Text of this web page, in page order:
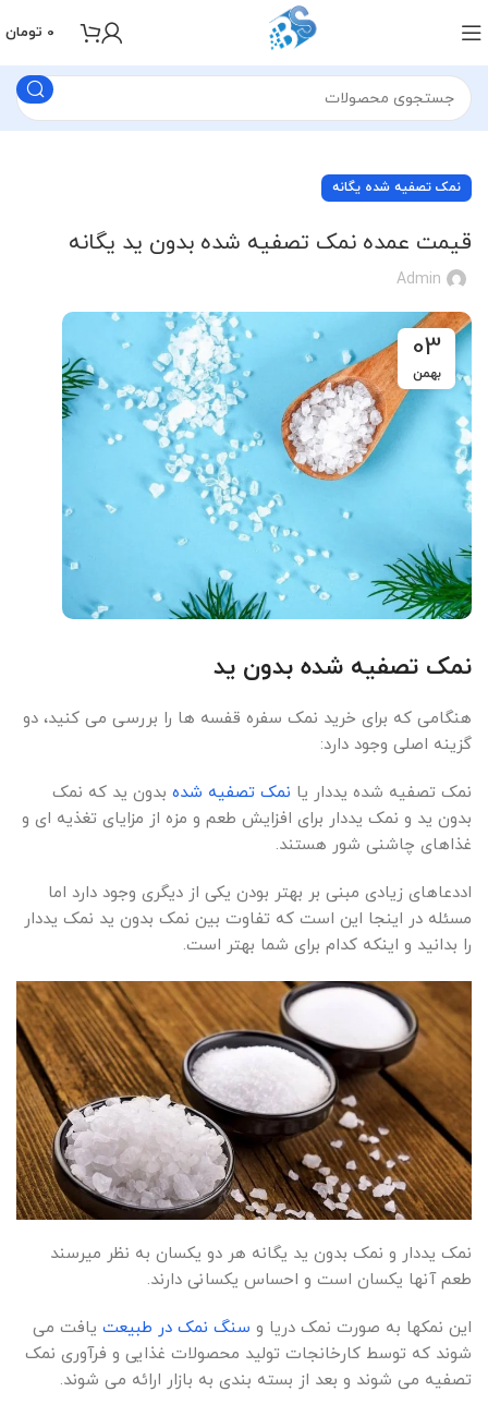
0 تومان
نمک تصفیه شده یگانه
قیمت عمده نمک تصفیه شده بدون ید یگانه
Admin
03
بهمن
نمک تصفیه شده بدون ید
هنگامی که برای خرید نمک سفره قفسه ها را بررسی می کنید، دو
گزینه اصلی وجود دارد:
نمک تصفیه شده یددار یا نمک تصفیه شده بدون ید که نمک
بدون ید و نمک یددار برای افزایش طعم و مزه از مزایای تغذیه ای و
غذاهای چاشنی شور هستند.
اددعاهای زیادی مبنی بر بهتر بودن یکی از دیگری وجود دارد اما
مسئله در اینجا این است که تفاوت بین نمک بدون ید نمک یددار
را بدانید و اینکه کدام برای شما بهتر است.
نمک یددار و نمک بدون ید یگانه هر دو یکسان به نظر میرسند
طعم آنها یکسان است و احساس یکسانی دارند.
این نمکها به صورت نمک دریا و سنگ نمک در طبیعت یافت می
شوند که توسط کارخانجات تولید محصولات غذایی و فرآوری نمک
تصفیه می شوند و بعد از بسته بندی به بازار ارائه می شوند.